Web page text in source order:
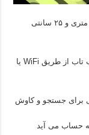
این محصول دارای لوپ ۱*۱ اینچی و لوپ ۴۵ سانتی متری و ۲۵ سانتی
و قابلیت اتصال خروجی سیستم اسکنر به تبلت یا لب تاب از طریق WiFi یا
حساب می آید